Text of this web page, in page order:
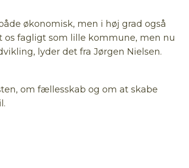
økonomisk, men i høj grad også
fagligt som lille kommune, men nu
lyder det fra Jørgen Nielsen.
om fællesskab og om at skabe